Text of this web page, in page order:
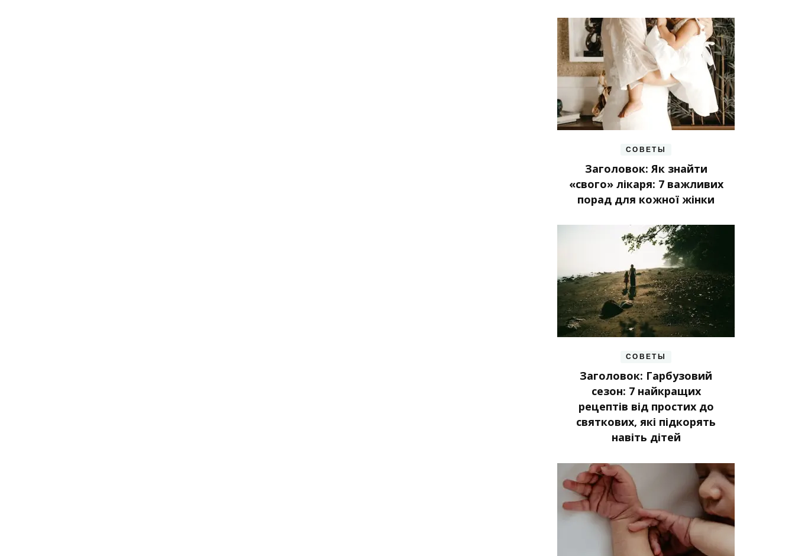
СОВЕТЫ
Заголовок: Як знайти
«свого» лікаря: 7 важливих
порад для кожної жінки
СОВЕТЫ
Заголовок: Гарбузовий
сезон: 7 найкращих
рецептів від простих до
святкових, які підкорять
навіть дітей